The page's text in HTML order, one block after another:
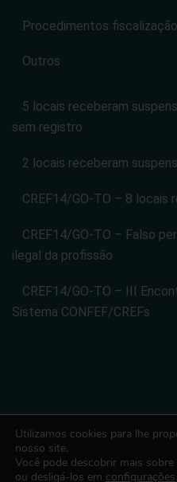
Procedimentos fiscalização
Outros
5 locais receberam
sem registro
2 locais receberam
CREF14/GO-TO – 8 locais
CREF14/GO-TO – Falso
ilegal da profissão
CREF14/GO-TO – III
Sistema CONFEF/CREFs
CONSELHO REGIONAL DE
CREF14/GO-TO.
Utilizamos cookies para lhe
nosso site.
Você pode descobrir mais
ou desligá-los em configurações.